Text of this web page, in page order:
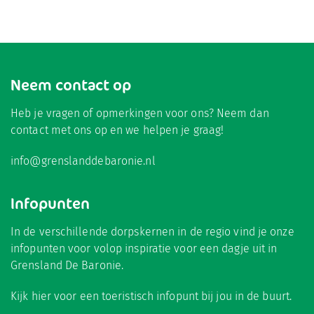
Neem contact op
Heb je vragen of opmerkingen voor ons? Neem dan
contact met ons op en we helpen je graag!
info@grenslanddebaronie.nl
Infopunten
In de verschillende dorpskernen in de regio vind je onze
infopunten voor volop inspiratie voor een dagje uit in
Grensland De Baronie.
Kijk hiervoor een toeristisch infopunt bij jou in de buurt.